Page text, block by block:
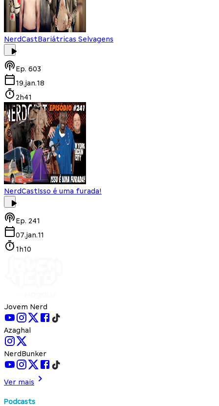
NerdCastBariátricas Selvagens
Ep. 603
19.jan.18
2h41
NerdCastIsso é uma furada!
Ep. 241
07.jan.11
1h10
Jovem Nerd
Azaghal
NerdBunker
Ver mais
Podcasts